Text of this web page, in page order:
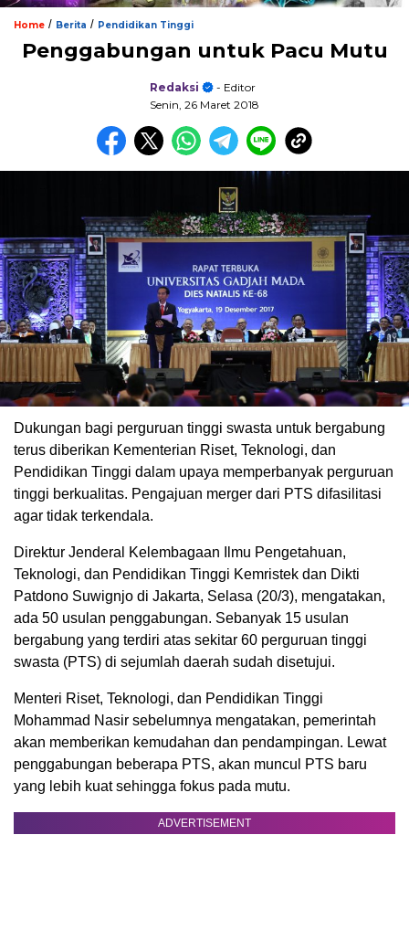
Home / Berita / Pendidikan Tinggi
Penggabungan untuk Pacu Mutu
Redaksi
- Editor
Senin, 26 Maret 2018
Dukungan bagi perguruan tinggi swasta untuk bergabung
terus diberikan Kementerian Riset, Teknologi, dan
Pendidikan Tinggi dalam upaya memperbanyak perguruan
tinggi berkualitas. Pengajuan merger dari PTS difasilitasi
agar tidak terkendala.
Direktur Jenderal Kelembagaan Ilmu Pengetahuan,
Teknologi, dan Pendidikan Tinggi Kemristek dan Dikti
Patdono Suwignjo di Jakarta, Selasa (20/3), mengatakan,
ada 50 usulan penggabungan. Sebanyak 15 usulan
bergabung yang terdiri atas sekitar 60 perguruan tinggi
swasta (PTS) di sejumlah daerah sudah disetujui.
Menteri Riset, Teknologi, dan Pendidikan Tinggi
Mohammad Nasir sebelumnya mengatakan, pemerintah
akan memberikan kemudahan dan pendampingan. Lewat
penggabungan beberapa PTS, akan muncul PTS baru
yang lebih kuat sehingga fokus pada mutu.
ADVERTISEMENT